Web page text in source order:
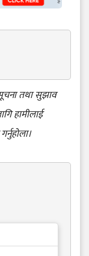
तथा सुझाव
हामीलाई